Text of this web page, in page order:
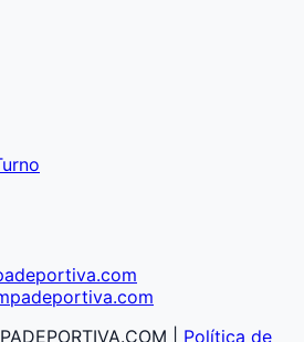
| Política de